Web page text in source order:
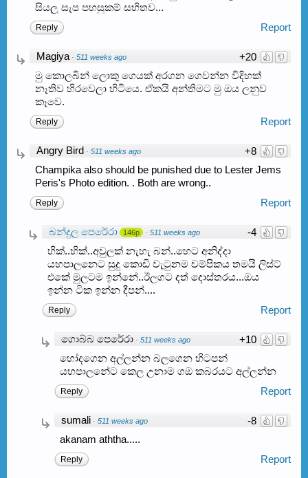
සියලු සැප පහසුකම් සහිතව...
Report
Reply
+20
Magiya · 511 weeks ago
මු කොලබින් ලොකු ගෙයක් අරගන ගෙවන්න විදිහක්
නෑතිව හිරවෙලා හිටියෙ. ඒකයි අන්තිමට මු ඔය ලනුව
කෑවෙ.
Report
Reply
+8
Angry Bird · 511 weeks ago
Champika also should be punished due to Lester Jems
Peris's Photo edition. . Both are wrong..
Report
Reply
-4
බන්දුල පෙරේරා 146p · 511 weeks ago
හික්..හික්..අවුලක් නැහැ බන්..හෙට අනිද්දා
යහපාලනෙට සුදු කොඩි වැටුනම චම්පිකය තමයි ලිස්ට්
එකේ මුලටම ඉන්නේ..ඊලගට දත් දොස්තරය...ඔය
ඉන්න ටික ඉන්න දීපන්....
Report
Reply
+10
ගොබ්බ පෙරේරා · 511 weeks ago
හෝදගෙන අල්ලන්න බලගෙන හිටපන්
යහපාලනේට කෙල උනාම ගඔ කබරයට අල්ලන්න
Report
Reply
-8
sumali · 511 weeks ago
akanam aththa.....
Report
Reply